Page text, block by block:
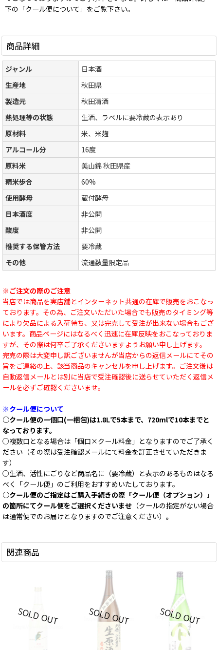
下の「クール便について」をご覧下さい。
商品詳細
ジャンル
日本酒
生産地
秋田県
製造元
秋田清酒
熱処理等の状態
生酒、ラベルに要冷蔵の表示あり
原材料
米、米麹
アルコール分
16度
原料米
美山錦 秋田県産
精米歩合
60%
使用酵母
蔵付酵母
日本酒度
非公開
酸度
非公開
推奨する保管方法
要冷蔵
その他
流通数量限定品
※ご注文の際のご注意
当店では商品を実店舗とインターネット共通の在庫で販売をおこなっ
ております。その為、ご注文いただいた場合でも販売のタイミング等
により欠品による入荷待ち、又は完売して受注が出来ない場合もござ
います。商品ページにはなるべく迅速に在庫反映をおこなっておりま
すが、その際は何卒ご了承くださいますようお願い申し上げます。
完売の際は大変申し訳ございませんが当店からの返信メールにてその
旨をご連絡の上、該当商品のキャンセルを申し上げます。ご注文後は
自動返信メールとは別に当店で受注確認後に送らせていただく返信メ
ールを必ずご確認くださいませ。
※クール便について
○クール便の一個口(一梱包)は1.8Lで5本まで、720mlで10本までと
なっております。
○複数口となる場合は「個口×クール料金」となりますのでご了承く
ださい（その際は受注確認メールにて料金を訂正させていただきま
す）
○生酒、活性にごりなど商品名に（要冷蔵）と表示のあるものはなる
べく「クール便」のご利用をおすすめいたしております。
○クール便のご指定はご購入手続きの際「クール便（オプション）」
の箇所にてクール便をご選択くださいませ （クールの指定がない場合
は通常便でのお届けとなりますのでご注意ください） 。
関連商品